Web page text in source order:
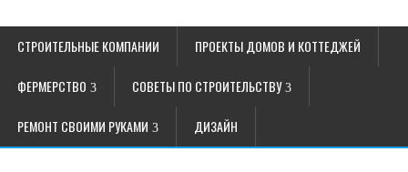
СТРОИТЕЛЬНЫЕ КОМПАНИИ ПРОЕКТЫ ДОМОВ И КОТТЕДЖЕЙ
ФЕРМЕРСТВО СОВЕТЫ ПО СТРОИТЕЛЬСТВУ
РЕМОНТ СВОИМИ РУКАМИ ДИЗАЙН